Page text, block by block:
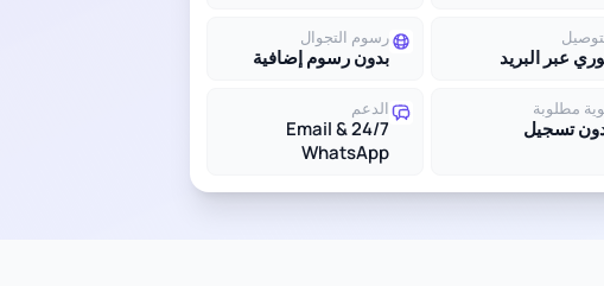
عبر البريد
رسوم التجوال
بدون رسوم إضافية
مطلوبة
تسجيل
الدعم
24/7 Email &
WhatsApp